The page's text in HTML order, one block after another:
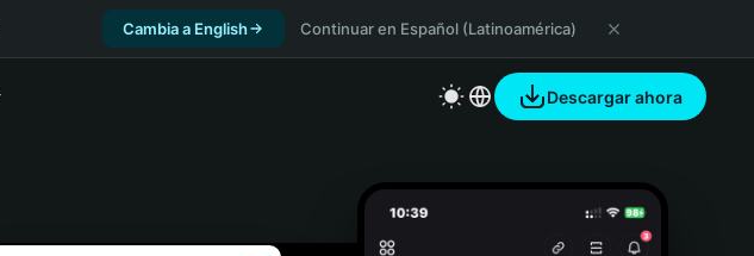
Cambia a English Continuar en Español (Latinoamérica)
Descargar ahora